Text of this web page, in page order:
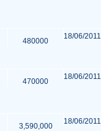
480000
18/06/2011
470000
18/06/2011
3,590,000
18/06/2011